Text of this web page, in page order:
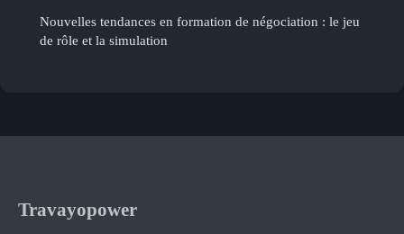
Nouvelles tendances en formation de négociation : le jeu
de rôle et la simulation
Travayopower